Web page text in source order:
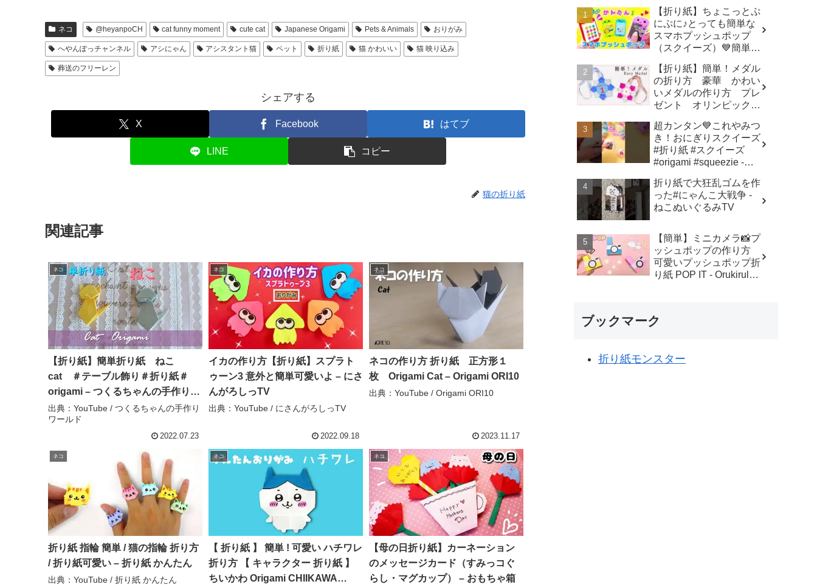
ネコ @heyanpoCH cat funny moment cute cat Japanese Origami Pets & Animals おりがみ
へやんぽっチャンネル アシにゃん アシスタント猫 ペット 折り紙 猫 かわいい 猫 映り込み
葬送のフリーレン
シェアする
X Facebook はてブ
LINE コピー
猫の折り紙
関連記事
ネコ
【折り紙】簡単折り紙 ねこ
cat ＃テーブル飾り＃折り紙＃
origami – つくるちゃんの手作りワ
ールド
出典：YouTube / つくるちゃんの手作り
ワールド
2022.07.23
ネコ
イカの作り方【折り紙】スプラト
ゥーン3 意外と簡単可愛いよ – にさ
んがろしっTV
出典：YouTube / にさんがろしっTV
2022.09.18
ネコ
ネコの作り方 折り紙 正方形１
枚 Origami Cat – Origami ORI10
出典：YouTube / Origami ORI10
2023.11.17
ネコ
折り紙 指輪 簡単 / 猫の指輪 折り方
/ 折り紙可愛い – 折り紙 かんたん
出典：YouTube / 折り紙 かんたん
ネコ
【 折り紙 】 簡単 ! 可愛い ハチワレ
折り方 【 キャラクター 折り紙 】
ちいかわ Origami CHIIKAWA
ネコ
【母の日折り紙】カーネーション
のメッセージカード（すみっコぐ
らし・マグカップ） – おもちゃ箱
【折り紙】ちょこっとぷ
にぷに♪とっても簡単な
スマホプッシュポップ
（スクイーズ）💙簡単可
make popit smartphone
Origami -
SodaCatOrigami 楽しい
折り紙♪
【折り紙】簡単！メダル
の折り方 豪華 かわい
いメダルの作り方 プレ
ゼント オリンピックメ
origamilibrary
超カンタン💙これやみつ
き！おにぎりスクイーズ
#折り紙 #スクイーズ
#origami #squeezie -
折り紙♪
折り紙で大狂乱ゴムを作
った#にゃんこ大戦争 -
ねこぬいぐるみTV
【簡単】ミニカメラ📸プ
ッシュポップの作り方
可愛いプッシュポップ折
り紙 POP IT - Orukirulab
ブックマーク
折り紙モンスター